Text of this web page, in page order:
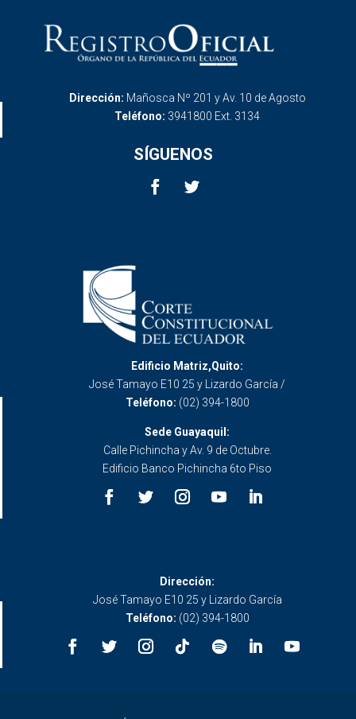
Dirección: Mañosca Nº 201 y Av. 10 de Agosto
Teléfono: 3941800 Ext. 3134
SÍGUENOS
Edificio Matriz,Quito:
José Tamayo E10 25 y Lizardo García /
Teléfono: (02) 394-1800
Sede Guayaquil:
Calle Pichincha y Av. 9 de Octubre.
Edificio Banco Pichincha 6to Piso
Dirección:
José Tamayo E10 25 y Lizardo García
Teléfono: (02) 394-1800